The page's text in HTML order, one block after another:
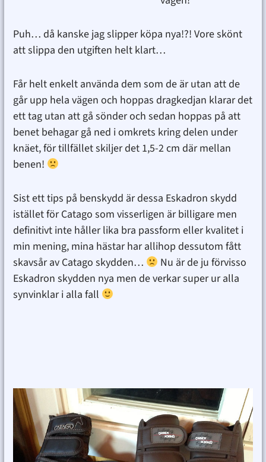
Puh… då kanske jag slipper köpa nya!?! Vore skönt
att slippa den utgiften helt klart…
Får helt enkelt använda dem som de är utan att de
går upp hela vägen och hoppas dragkedjan klarar det
ett tag utan att gå sönder och sedan hoppas på att
benet behagar gå ned i omkrets kring delen under
knäet, för tillfället skiljer det 1,5-2 cm där mellan
benen!
Sist ett tips på benskydd är dessa Eskadron skydd
istället för Catago som visserligen är billigare men
definitivt inte håller lika bra passform eller kvalitet i
min mening, mina hästar har allihop dessutom fått
skavsår av Catago skydden…
Nu är de ju förvisso
Eskadron skydden nya men de verkar super ur alla
synvinklar i alla fall